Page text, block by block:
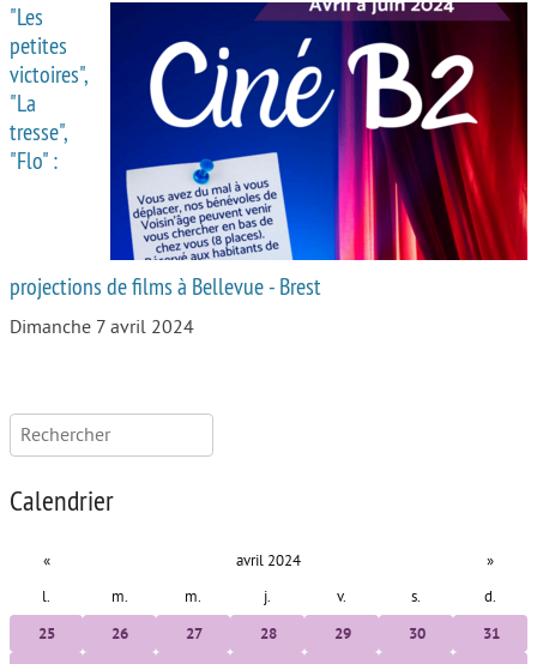
"Les
petites
victoires",
"La
tresse",
"Flo" :
projections de films à Bellevue - Brest
Dimanche 7 avril 2024
Rechercher :
Calendrier
« avril 2024 »
l. m. m. j. v. s. d.
25 26 27 28 29 30 31